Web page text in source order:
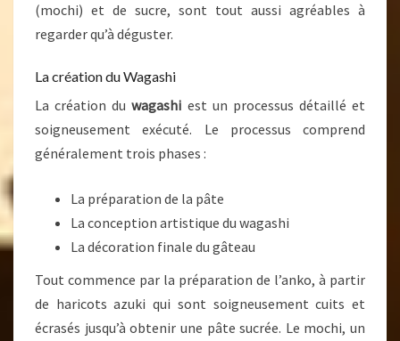
(mochi) et de sucre, sont tout aussi agréables à
regarder qu’à déguster.
La création du Wagashi
La création duwagashi est un processus détaillé et
soigneusement exécuté. Le processus comprend
généralement trois phases :
La préparation de la pâte
La conception artistique du wagashi
La décoration finale du gâteau
Tout commence par la préparation de l’anko, à partir
de haricots azuki qui sont soigneusement cuits et
écrasés jusqu’à obtenir une pâte sucrée. Le mochi, un